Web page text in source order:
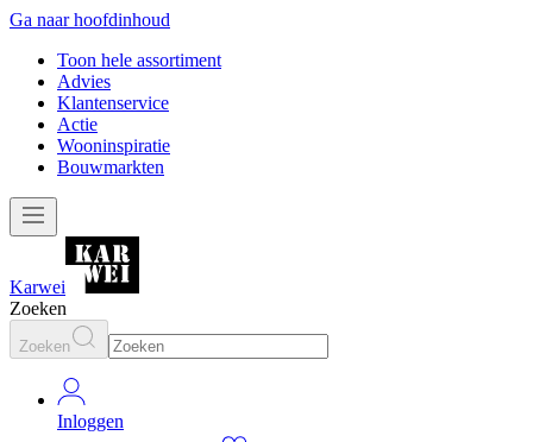
Ga naar hoofdinhoud
Toon hele assortiment
Advies
Klantenservice
Actie
Wooninspiratie
Bouwmarkten
Karwei
Zoeken
Zoeken
Inloggen